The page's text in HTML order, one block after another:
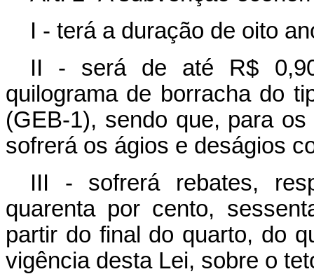
I - terá a duração de oito
II - será de até R$
quilograma de borracha do
(GEB-1), sendo que, para
sofrerá os ágios e deságios
III - sofrerá rebates,
quarenta por cento,
partir do final do quarto, do
vigência desta Lei, sobre o